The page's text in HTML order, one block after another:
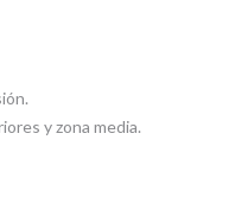
y zona media.